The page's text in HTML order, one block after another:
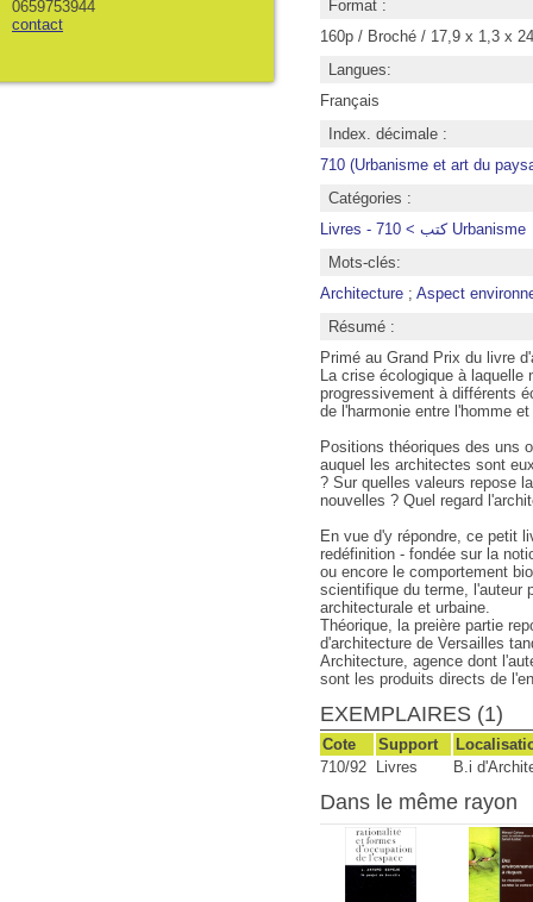
Format :
160p / Broché / 17,9 x 1,3 x
Langues:
Français
Index. décimale :
710 (Urbanisme et art du
Catégories :
Livres - كتب > 710 Urbanisme
Mots-clés:
Architecture ; Aspect
Résumé :
Primé au Grand Prix du livre
La crise écologique à
progressivement à différents
de l'harmonie entre l'homme
Positions théoriques des uns
auquel les architectes sont
? Sur quelles valeurs repose
nouvelles ? Quel regard
En vue d'y répondre, ce petit
redéfinition - fondée sur la
ou encore le comportement
scientifique du terme, l'auteur
architecturale et urbaine.
Théorique, la preière partie
d'architecture de Versailles
Architecture, agence dont
sont les produits directs de
EXEMPLAIRES (1)
Cote Support
710/92
Livres B.i
Dans le même rayon
0659753944
contact